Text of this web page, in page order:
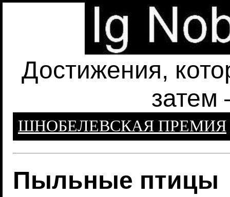
Достижения,
затем
ШНОБЕЛЕВСКАЯ ПРЕМИЯ
Пыльные птицы